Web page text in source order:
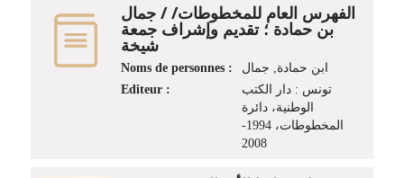
الفهرس العام للمخطوطات/ / جمال
بن حمادة ؛ تقديم وإشراف جمعة
شيخة
Noms de personnes :
ابن حمادة, جمال
Editeur :
تونس : دار الكتب
الوطنية، دائرة
المخطوطات، 1994-
2008